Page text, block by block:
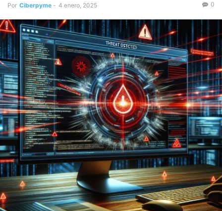
Por Ciberpyme - 4 enero, 2025 0